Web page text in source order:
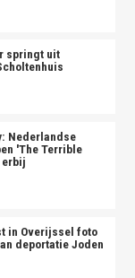
springt uit
Nederlandse
'The Terrible
erbij
in Overijssel foto
deportatie Joden
Nederlandse